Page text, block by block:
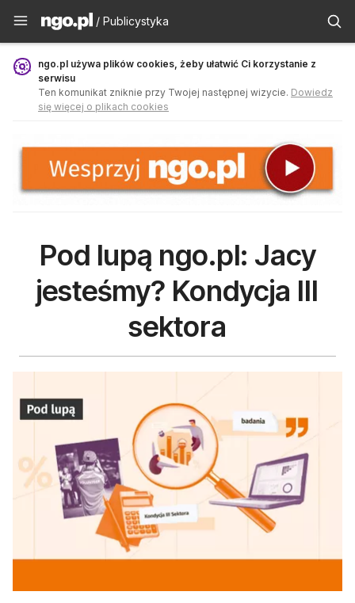
Publicystyka - ngo.pl
/ Publicystyka
ngo.pl używa plików cookies, żeby ułatwić Ci korzystanie z
serwisu
Ten komunikat zniknie przy Twojej następnej wizycie. Dowiedz
się więcej o plikach cookies
Pod lupą ngo.pl: Jacy
jesteśmy? Kondycja III
sektora